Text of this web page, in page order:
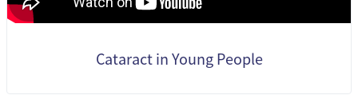
Cataract in Young People